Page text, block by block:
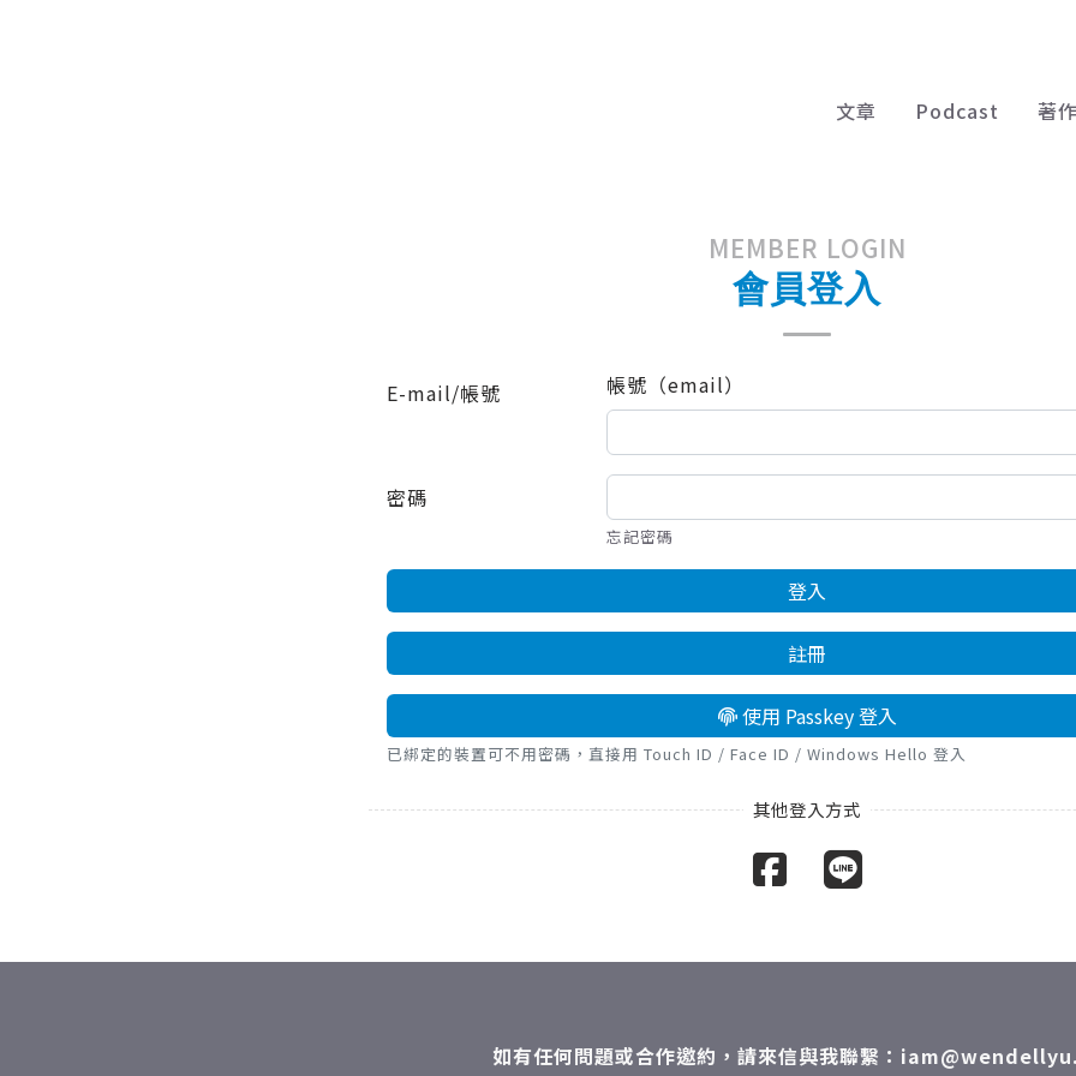
文章 Podcast 著
MEMBER LOGIN
會員登入
E-mail/帳號 帳號（email）
密碼
忘記密碼
登入
註冊
使用 Passkey 登入
已綁定的裝置可不用密碼，直接用 Touch ID / Face ID / Windows Hello 登入
如有任何問題或合作邀約，請來信與我聯繫：